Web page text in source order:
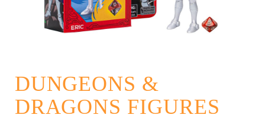
DUNGEONS &
DRAGONS FIGURES